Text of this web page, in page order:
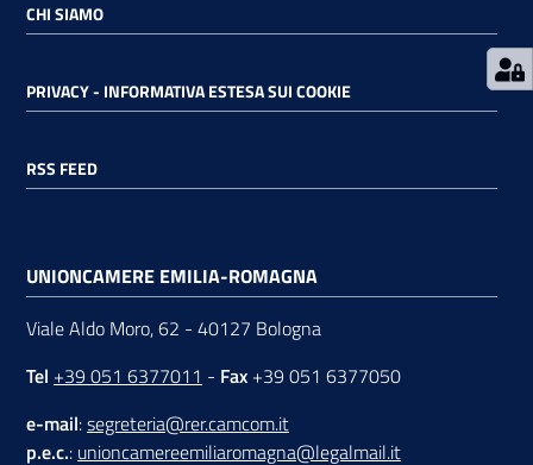
CHI SIAMO
PRIVACY - INFORMATIVA ESTESA SUI COOKIE
RSS FEED
UNIONCAMERE EMILIA-ROMAGNA
Viale Aldo Moro, 62 - 40127 Bologna
Tel +39 051 6377011 - Fax +39 051 6377050
e-mail:segreteria@rer.camcom.it
p.e.c.: unioncamereemiliaromagna@legalmail.it